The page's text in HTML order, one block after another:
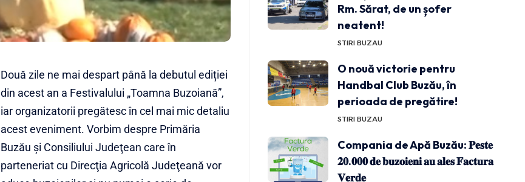
Două zile ne mai despart până la debutul ediției
din acest an a Festivalului „Toamna Buzoiană”,
iar organizatorii pregătesc în cel mai mic detaliu
acest eveniment. Vorbim despre Primăria
Buzău şi Consiliului Judeţean care în
parteneriat cu Direcţia Agricolă Judeţeană vor
Rm. Sărat, de un șofer
neatent!
STIRI BUZAU
O nouă victorie pentru
Handbal Club Buzău, în
perioada de pregătire!
STIRI BUZAU
Compania de Apă Buzău: 𝐏𝐞𝐬𝐭𝐞
𝟐𝟎.𝟎𝟎𝟎 𝐝𝐞 𝐛𝐮𝐳𝐨𝐢𝐞𝐧𝐢 𝐚𝐮 𝐚𝐥𝐞𝐬 𝐅𝐚𝐜𝐭𝐮𝐫𝐚
𝐕𝐞𝐫𝐝𝐞